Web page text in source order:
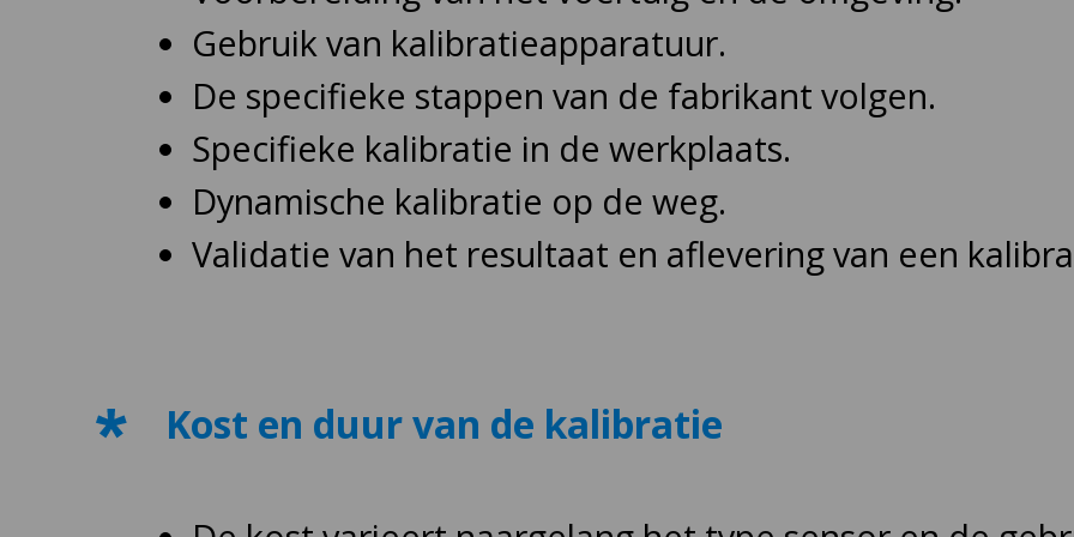
Gebruik van kalibratieapparatuur.
De specifieke stappen van de fabrikant volgen.
Specifieke kalibratie in de werkplaats.
Dynamische kalibratie op de weg.
Validatie van het resultaat en aflevering van een
Kost en duur van de kalibratie